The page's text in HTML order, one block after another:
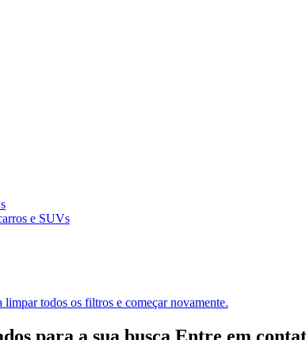
e SUVs
limpar todos os filtros e começar novamente.